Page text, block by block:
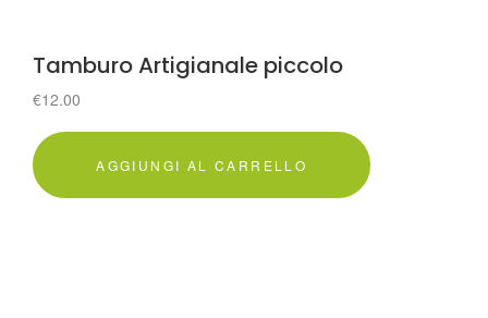
Tamburo Artigianale piccolo
€12.00
AGGIUNGI AL CARRELLO